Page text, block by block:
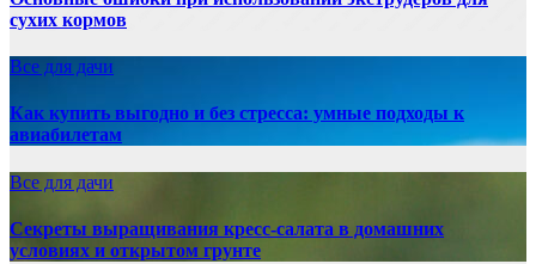
сухих кормов
Все для дачи
Как купить выгодно и без стресса: умные подходы к
авиабилетам
Все для дачи
Секреты выращивания кресс-салата в домашних
условиях и открытом грунте